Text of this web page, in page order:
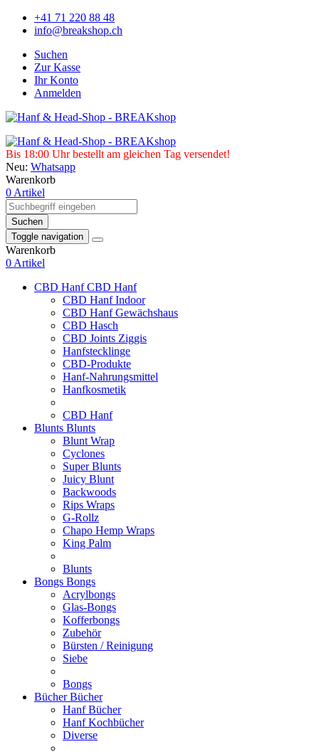
+41 71 220 88 48
info@breakshop.ch
Suchen
Zur Kasse
Ihr Konto
Anmelden
Bis 18:00 Uhr bestellt am gleichen Tag versendet!
Neu: Whatsapp
Warenkorb
0 Artikel
Suchen
Toggle navigation
Warenkorb
0 Artikel
CBD HanfCBD Hanf
CBD Hanf Indoor
CBD Hanf Gewächshaus
CBD Hasch
CBD Joints Ziggis
Hanfstecklinge
CBD-Produkte
Hanf-Nahrungsmittel
Hanfkosmetik
CBD Hanf
Blunts Blunts
Blunt Wrap
Cyclones
Super Blunts
Juicy Blunt
Backwoods
Rips Wraps
G-Rollz
Chapo Hemp Wraps
King Palm
Blunts
Bongs Bongs
Acrylbongs
Glas-Bongs
Kofferbongs
Zubehör
Bürsten / Reinigung
Siebe
Bongs
BücherBücher
Hanf Bücher
Hanf Kochbücher
Diverse